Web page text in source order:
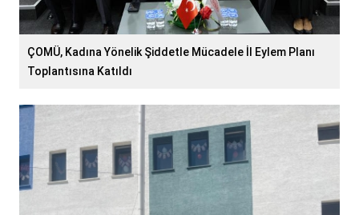
ÇOMÜ, Kadına Yönelik Şiddetle Mücadele İl Eylem Planı
Toplantısına Katıldı